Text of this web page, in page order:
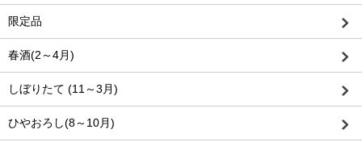
限定品
春酒(2～4月)
しぼりたて (11～3月)
ひやおろし(8～10月)